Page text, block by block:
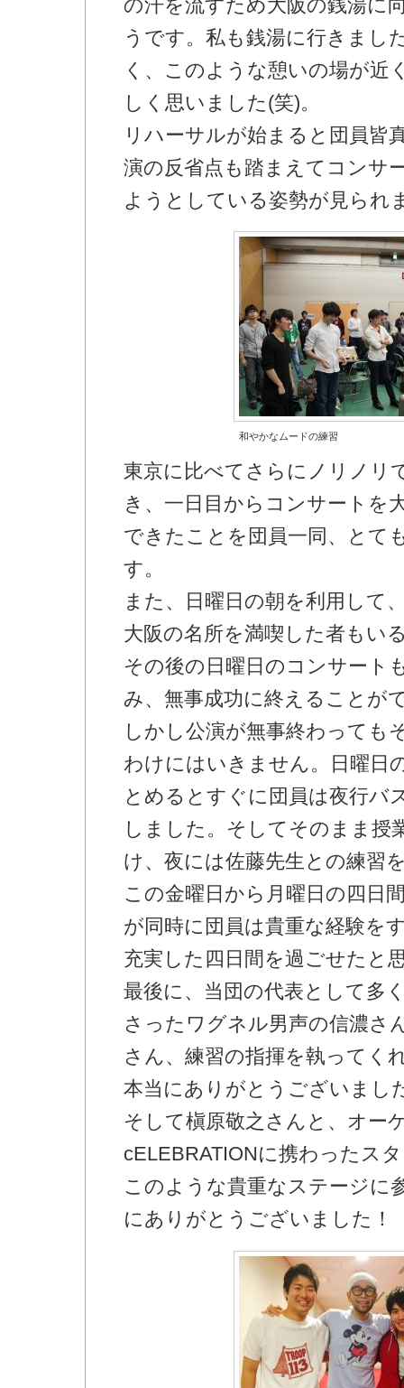
の汗を流すため大阪の銭湯に
うです。私も銭湯に行きまし
く、このような憩いの場が近
しく思いました(笑)。
リハーサルが始まると団員皆
演の反省点も踏まえてコンサ
ようとしている姿勢が見られ
和やかなムードの練習
東京に比べてさらにノリノリ
き、一日目からコンサートを
できたことを団員一同、とて
す。
また、日曜日の朝を利用して
大阪の名所を満喫した者もい
その後の日曜日のコンサート
み、無事成功に終えることが
しかし公演が無事終わっても
わけにはいきません。日曜日
とめるとすぐに団員は夜行バ
しました。そしてそのまま授
け、夜には佐藤先生との練習
この金曜日から月曜日の四日
が同時に団員は貴重な経験を
充実した四日間を過ごせたと
最後に、当団の代表として多
さったワグネル男声の信濃さ
さん、練習の指揮を執ってく
本当にありがとうございまし
そして槇原敬之さんと、オー
cELEBRATIONに携わったス
このような貴重なステージに
にありがとうございました！